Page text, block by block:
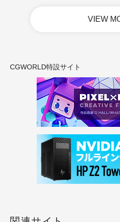
VIEW
CGWORLD特設サイト